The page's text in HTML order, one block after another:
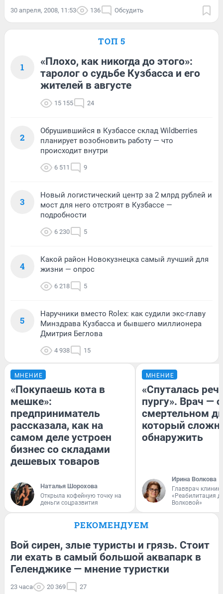
30 апреля, 2008, 11:53 136 Обсудить
ТОП 5
1
«Плохо, как никогда до этого»:
таролог о судьбе Кузбасса и его
жителей в августе
15 155 24
2
Обрушившийся в Кузбассе склад Wildberries
планирует возобновить работу — что
происходит внутри
6 511 9
3
Новый логистический центр за 2 млрд рублей и
мост для него отстроят в Кузбассе —
подробности
6 230 5
4
Какой район Новокузнецка самый лучший для
жизни — опрос
6 218 5
5
Наручники вместо Rolex: как судили экс-главу
Минздрава Кузбасса и бывшего миллионера
Дмитрия Беглова
4 938 15
МНЕНИЕ
«Покупаешь кота в
мешке»:
предприниматель
рассказала, как на
самом деле устроен
бизнес со складами
дешевых товаров
Наталья Шорохова
Открыла кофейную точку на
деньги соцразвития
МНЕНИЕ
«Спуталась
пургу». Врач — о
смертельном
который
обнаружить
Ирина Волкова
Главврач
«Реабилитация
Волковой»
РЕКОМЕНДУЕМ
Вой сирен, злые туристы и грязь. Стоит
ли ехать в самый большой аквапарк в
Геленджике — мнение туристки
23 часа 20 369 27